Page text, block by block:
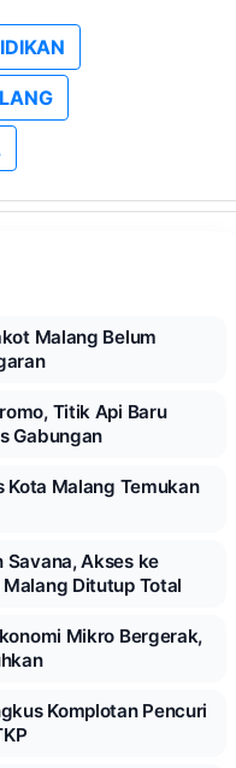
Malang Belum
Titik Api Baru
Gabungan
Kota Malang Temukan
Savana, Akses ke
Ditutup Total
Mikro Bergerak,
Komplotan Pencuri